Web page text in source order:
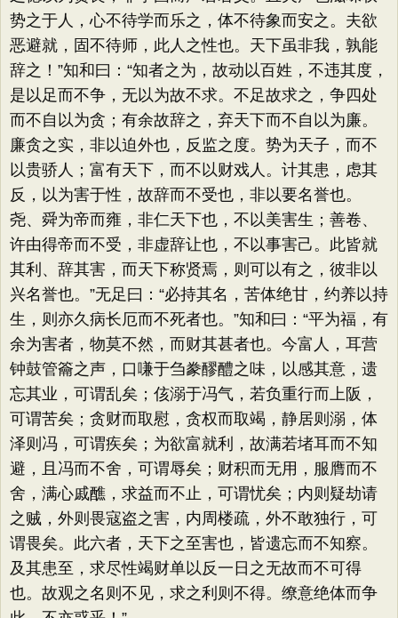
势之于人，心不待学而乐之，体不待象而安之。夫欲
恶避就，固不待师，此人之性也。天下虽非我，孰能
辞之！”知和曰：“知者之为，故动以百姓，不违其度，
是以足而不争，无以为故不求。不足故求之，争四处
而不自以为贪；有余故辞之，弃天下而不自以为廉。
廉贪之实，非以迫外也，反监之度。势为天子，而不
以贵骄人；富有天下，而不以财戏人。计其患，虑其
反，以为害于性，故辞而不受也，非以要名誉也。
尧、舜为帝而雍，非仁天下也，不以美害生；善卷、
许由得帝而不受，非虚辞让也，不以事害己。此皆就
其利、辞其害，而天下称贤焉，则可以有之，彼非以
兴名誉也。”无足曰：“必持其名，苦体绝甘，约养以持
生，则亦久病长厄而不死者也。”知和曰：“平为福，有
余为害者，物莫不然，而财其甚者也。今富人，耳营
钟鼓管籥之声，口嗛于刍豢醪醴之味，以感其意，遗
忘其业，可谓乱矣；侅溺于冯气，若负重行而上阪，
可谓苦矣；贪财而取慰，贪权而取竭，静居则溺，体
泽则冯，可谓疾矣；为欲富就利，故满若堵耳而不知
避，且冯而不舍，可谓辱矣；财积而无用，服膺而不
舍，满心戚醮，求益而不止，可谓忧矣；内则疑劫请
之贼，外则畏寇盗之害，内周楼疏，外不敢独行，可
谓畏矣。此六者，天下之至害也，皆遗忘而不知察。
及其患至，求尽性竭财单以反一日之无故而不可得
也。故观之名则不见，求之利则不得。缭意绝体而争